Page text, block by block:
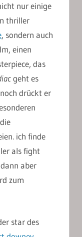
nur einige
thriller
, sondern auch
einen
das
geht es
drückt er
ich finde
als fight
aber
zum
star des